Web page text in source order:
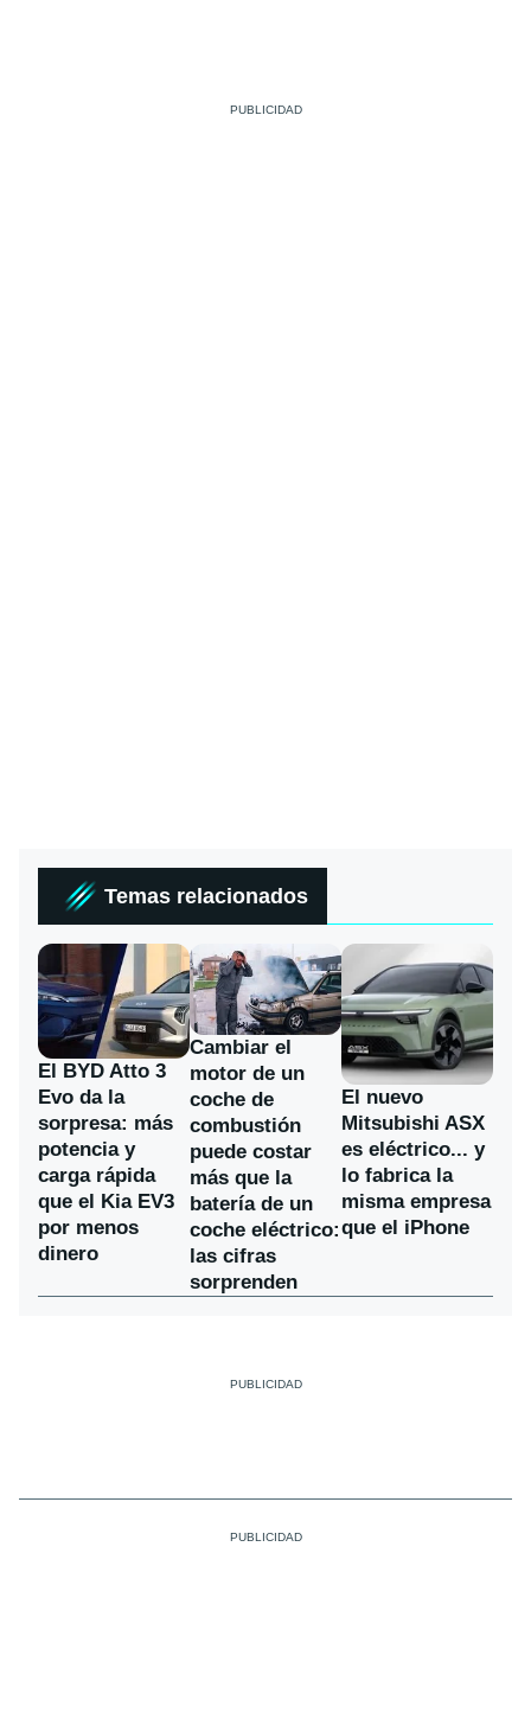
Temas relacionados
El BYD Atto 3
Evo da la
sorpresa: más
potencia y
carga rápida
que el Kia EV3
por menos
dinero
Cambiar el
motor de un
coche de
combustión
puede costar
más que la
batería de un
coche eléctrico:
las cifras
sorprenden
El nuevo
Mitsubishi ASX
es eléctrico... y
lo fabrica la
misma empresa
que el iPhone